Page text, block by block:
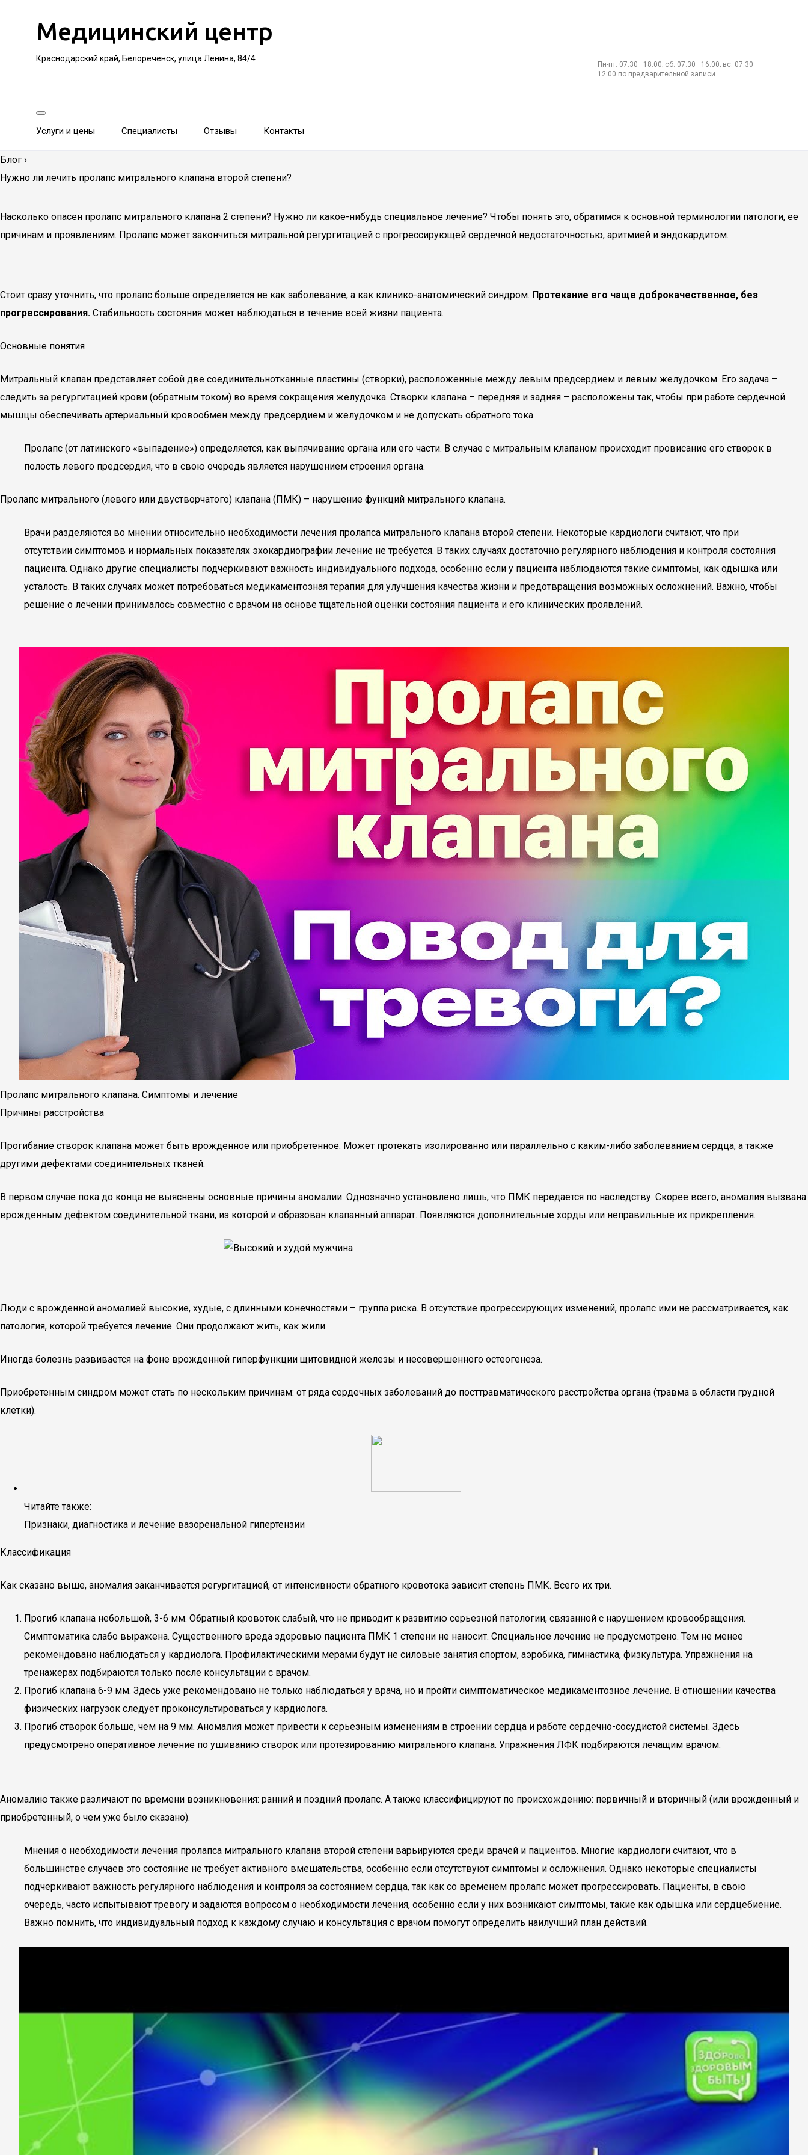
Медицинский центр
Краснодарский край, Белореченск, улица Ленина, 84/4
Пн-пт: 07:30—18:00; сб: 07:30—16:00; вс: 07:30—
12:00 по предварительной записи
Услуги и цены Специалисты Отзывы Контакты
Блог ›
Нужно ли лечить пролапс митрального клапана второй степени?
Насколько опасен пролапс митрального клапана 2 степени? Нужно ли какое-нибудь специальное лечение? Чтобы понять это, обратимся к основной терминологии патологи, ее
причинам и проявлениям. Пролапс может закончиться митральной регургитацией с прогрессирующей сердечной недостаточностью, аритмией и эндокардитом.
Стоит сразу уточнить, что пролапс больше определяется не как заболевание, а как клинико-анатомический синдром. Протекание его чаще доброкачественное, без
прогрессирования. Стабильность состояния может наблюдаться в течение всей жизни пациента.
Основные понятия
Митральный клапан представляет собой две соединительнотканные пластины (створки), расположенные между левым предсердием и левым желудочком. Его задача –
следить за регургитацией крови (обратным током) во время сокращения желудочка. Створки клапана – передняя и задняя – расположены так, чтобы при работе сердечной
мышцы обеспечивать артериальный кровообмен между предсердием и желудочком и не допускать обратного тока.
Пролапс (от латинского «выпадение») определяется, как выпячивание органа или его части. В случае с митральным клапаном происходит провисание его створок в
полость левого предсердия, что в свою очередь является нарушением строения органа.
Пролапс митрального (левого или двустворчатого) клапана (ПМК) – нарушение функций митрального клапана.
Врачи разделяются во мнении относительно необходимости лечения пролапса митрального клапана второй степени. Некоторые кардиологи считают, что при
отсутствии симптомов и нормальных показателях эхокардиографии лечение не требуется. В таких случаях достаточно регулярного наблюдения и контроля состояния
пациента. Однако другие специалисты подчеркивают важность индивидуального подхода, особенно если у пациента наблюдаются такие симптомы, как одышка или
усталость. В таких случаях может потребоваться медикаментозная терапия для улучшения качества жизни и предотвращения возможных осложнений. Важно, чтобы
решение о лечении принималось совместно с врачом на основе тщательной оценки состояния пациента и его клинических проявлений.
Пролапс митрального клапана. Симптомы и лечение
Причины расстройства
Прогибание створок клапана может быть врожденное или приобретенное. Может протекать изолированно или параллельно с каким-либо заболеванием сердца, а также
другими дефектами соединительных тканей.
В первом случае пока до конца не выяснены основные причины аномалии. Однозначно установлено лишь, что ПМК передается по наследству. Скорее всего, аномалия вызвана
врожденным дефектом соединительной ткани, из которой и образован клапанный аппарат. Появляются дополнительные хорды или неправильные их прикрепления.
Люди с врожденной аномалией высокие, худые, с длинными конечностями – группа риска. В отсутствие прогрессирующих изменений, пролапс ими не рассматривается, как
патология, которой требуется лечение. Они продолжают жить, как жили.
Иногда болезнь развивается на фоне врожденной гиперфункции щитовидной железы и несовершенного остеогенеза.
Приобретенным синдром может стать по нескольким причинам: от ряда сердечных заболеваний до посттравматического расстройства органа (травма в области грудной
клетки).
Читайте также:
Признаки, диагностика и лечение вазоренальной гипертензии
Классификация
Как сказано выше, аномалия заканчивается регургитацией, от интенсивности обратного кровотока зависит степень ПМК. Всего их три.
Прогиб клапана небольшой, 3-6 мм. Обратный кровоток слабый, что не приводит к развитию серьезной патологии, связанной с нарушением кровообращения.
Симптоматика слабо выражена. Существенного вреда здоровью пациента ПМК 1 степени не наносит. Специальное лечение не предусмотрено. Тем не менее
рекомендовано наблюдаться у кардиолога. Профилактическими мерами будут не силовые занятия спортом, аэробика, гимнастика, физкультура. Упражнения на
тренажерах подбираются только после консультации с врачом.
Прогиб клапана 6-9 мм. Здесь уже рекомендовано не только наблюдаться у врача, но и пройти симптоматическое медикаментозное лечение. В отношении качества
физических нагрузок следует проконсультироваться у кардиолога.
Прогиб створок больше, чем на 9 мм. Аномалия может привести к серьезным изменениям в строении сердца и работе сердечно-сосудистой системы. Здесь
предусмотрено оперативное лечение по ушиванию створок или протезированию митрального клапана. Упражнения ЛФК подбираются лечащим врачом.
Аномалию также различают по времени возникновения: ранний и поздний пролапс. А также классифицируют по происхождению: первичный и вторичный (или врожденный и
приобретенный, о чем уже было сказано).
Мнения о необходимости лечения пролапса митрального клапана второй степени варьируются среди врачей и пациентов. Многие кардиологи считают, что в
большинстве случаев это состояние не требует активного вмешательства, особенно если отсутствуют симптомы и осложнения. Однако некоторые специалисты
подчеркивают важность регулярного наблюдения и контроля за состоянием сердца, так как со временем пролапс может прогрессировать. Пациенты, в свою
очередь, часто испытывают тревогу и задаются вопросом о необходимости лечения, особенно если у них возникают симптомы, такие как одышка или сердцебиение.
Важно помнить, что индивидуальный подход к каждому случаю и консультация с врачом помогут определить наилучший план действий.